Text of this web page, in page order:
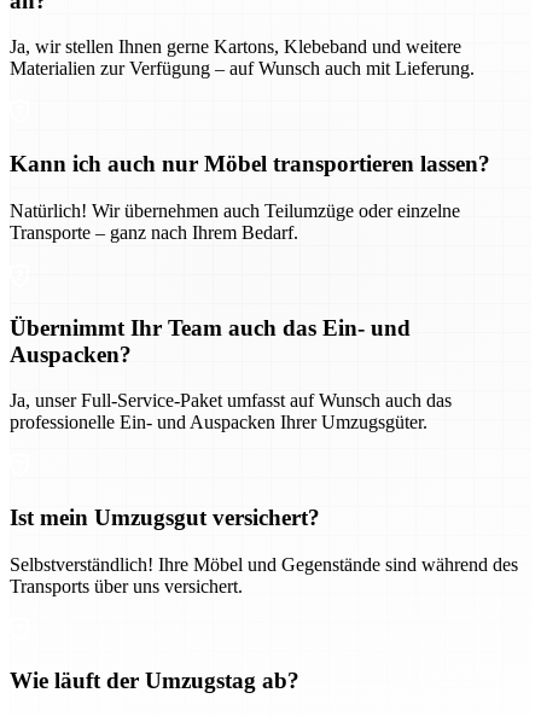
Ja, wir stellen Ihnen gerne Kartons, Klebeband und weitere
Materialien zur Verfügung – auf Wunsch auch mit Lieferung.
Kann ich auch nur Möbel transportieren lassen?
Natürlich! Wir übernehmen auch Teilumzüge oder einzelne
Transporte – ganz nach Ihrem Bedarf.
Übernimmt Ihr Team auch das Ein- und
Auspacken?
Ja, unser Full-Service-Paket umfasst auf Wunsch auch das
professionelle Ein- und Auspacken Ihrer Umzugsgüter.
Ist mein Umzugsgut versichert?
Selbstverständlich! Ihre Möbel und Gegenstände sind während des
Transports über uns versichert.
Wie läuft der Umzugstag ab?